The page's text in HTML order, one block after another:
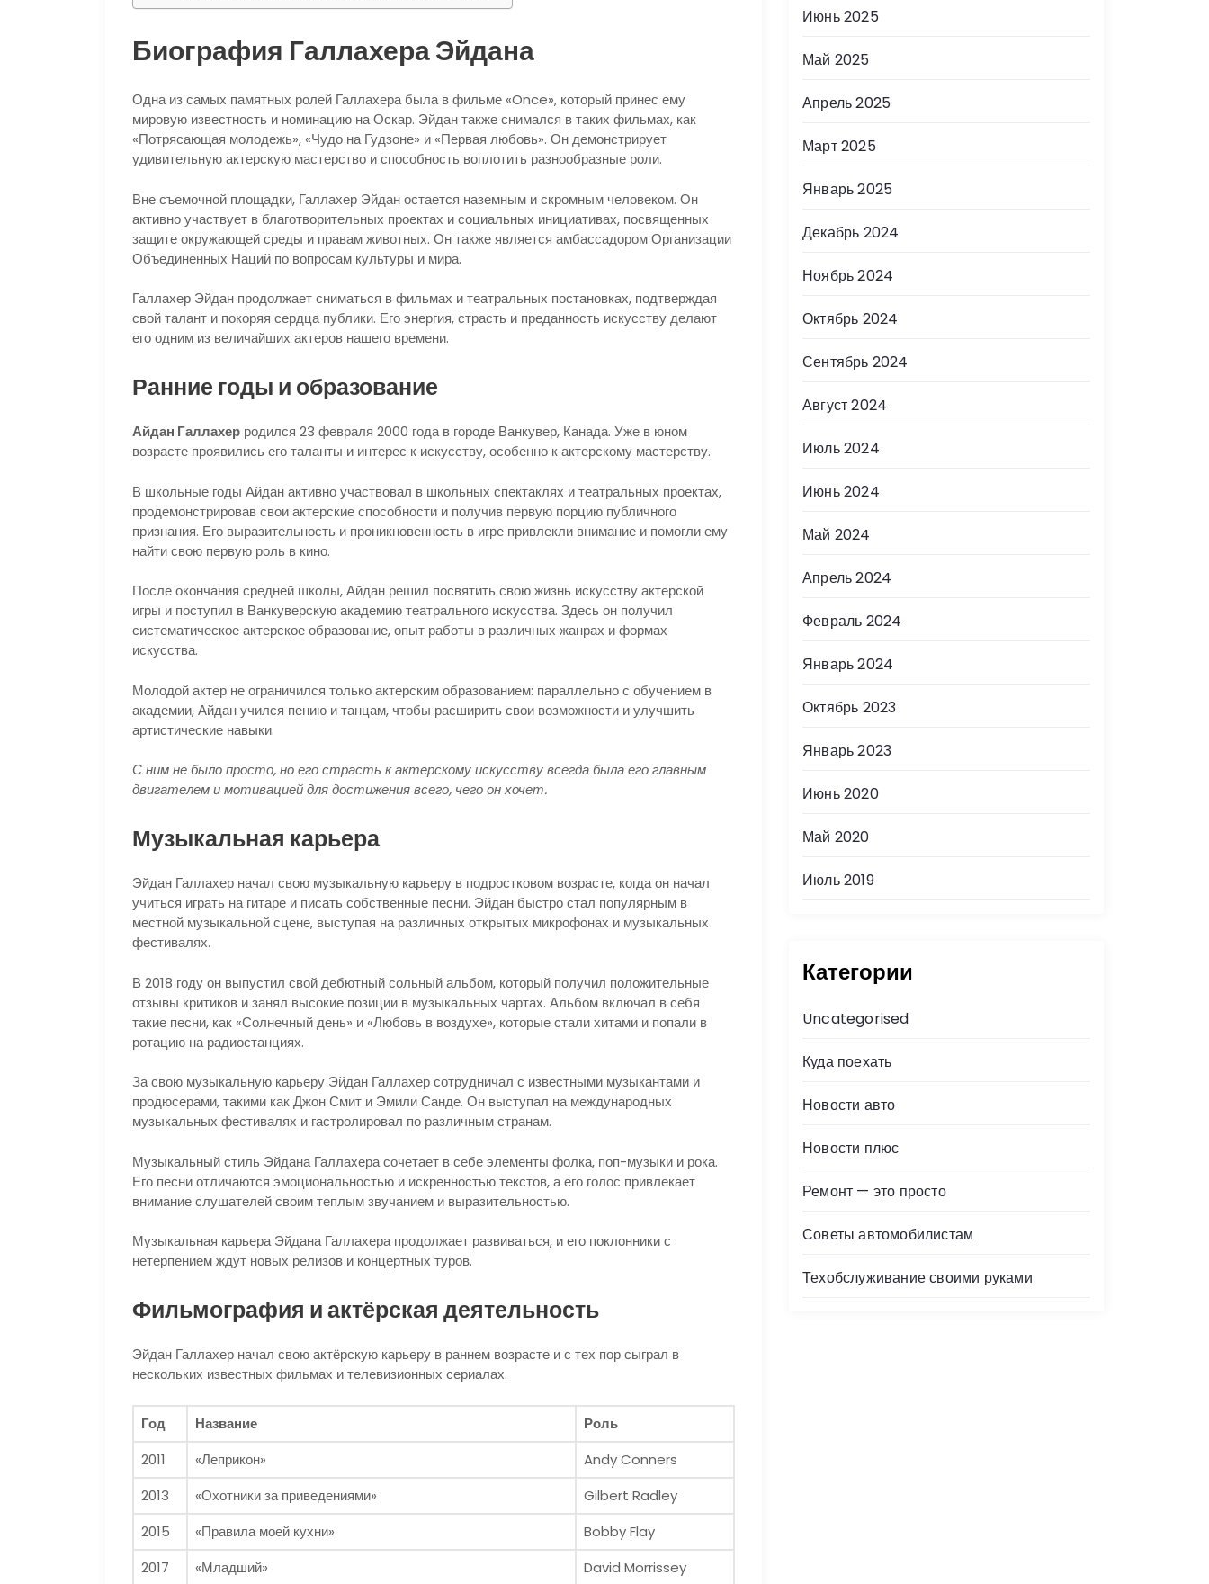
Биография Галлахера Эйдана
Одна из самых памятных ролей Галлахера была в фильме «Once», который принес ему
мировую известность и номинацию на Оскар. Эйдан также снимался в таких фильмах, как
«Потрясающая молодежь», «Чудо на Гудзоне» и «Первая любовь». Он демонстрирует
удивительную актерскую мастерство и способность воплотить разнообразные роли.
Вне съемочной площадки, Галлахер Эйдан остается наземным и скромным человеком. Он
активно участвует в благотворительных проектах и социальных инициативах, посвященных
защите окружающей среды и правам животных. Он также является амбассадором Организации
Объединенных Наций по вопросам культуры и мира.
Галлахер Эйдан продолжает сниматься в фильмах и театральных постановках, подтверждая
свой талант и покоряя сердца публики. Его энергия, страсть и преданность искусству делают
его одним из величайших актеров нашего времени.
Ранние годы и образование
Айдан Галлахер родился 23 февраля 2000 года в городе Ванкувер, Канада. Уже в юном
возрасте проявились его таланты и интерес к искусству, особенно к актерскому мастерству.
В школьные годы Айдан активно участвовал в школьных спектаклях и театральных проектах,
продемонстрировав свои актерские способности и получив первую порцию публичного
признания. Его выразительность и проникновенность в игре привлекли внимание и помогли ему
найти свою первую роль в кино.
После окончания средней школы, Айдан решил посвятить свою жизнь искусству актерской
игры и поступил в Ванкуверскую академию театрального искусства. Здесь он получил
систематическое актерское образование, опыт работы в различных жанрах и формах
искусства.
Молодой актер не ограничился только актерским образованием: параллельно с обучением в
академии, Айдан учился пению и танцам, чтобы расширить свои возможности и улучшить
артистические навыки.
С ним не было просто, но его страсть к актерскому искусству всегда была его главным
двигателем и мотивацией для достижения всего, чего он хочет.
Музыкальная карьера
Эйдан Галлахер начал свою музыкальную карьеру в подростковом возрасте, когда он начал
учиться играть на гитаре и писать собственные песни. Эйдан быстро стал популярным в
местной музыкальной сцене, выступая на различных открытых микрофонах и музыкальных
фестивалях.
В 2018 году он выпустил свой дебютный сольный альбом, который получил положительные
отзывы критиков и занял высокие позиции в музыкальных чартах. Альбом включал в себя
такие песни, как «Солнечный день» и «Любовь в воздухе», которые стали хитами и попали в
ротацию на радиостанциях.
За свою музыкальную карьеру Эйдан Галлахер сотрудничал с известными музыкантами и
продюсерами, такими как Джон Смит и Эмили Санде. Он выступал на международных
музыкальных фестивалях и гастролировал по различным странам.
Музыкальный стиль Эйдана Галлахера сочетает в себе элементы фолка, поп-музыки и рока.
Его песни отличаются эмоциональностью и искренностью текстов, а его голос привлекает
внимание слушателей своим теплым звучанием и выразительностью.
Музыкальная карьера Эйдана Галлахера продолжает развиваться, и его поклонники с
нетерпением ждут новых релизов и концертных туров.
Фильмография и актёрская деятельность
Эйдан Галлахер начал свою актёрскую карьеру в раннем возрасте и с тех пор сыграл в
нескольких известных фильмах и телевизионных сериалах.
Год Название
Роль
2011
«Леприкон»
Andy Conners
2013
«Охотники за приведениями»
Gilbert Radley
2015
«Правила моей кухни»
Bobby Flay
2017
«Младший» David Morrissey
Июнь 2025
Май 2025
Апрель 2025
Март 2025
Январь 2025
Декабрь 2024
Ноябрь 2024
Октябрь 2024
Сентябрь 2024
Август 2024
Июль 2024
Июнь 2024
Май 2024
Апрель 2024
Февраль 2024
Январь 2024
Октябрь 2023
Январь 2023
Июнь 2020
Май 2020
Июль 2019
Категории
Uncategorised
Куда поехать
Новости авто
Новости плюс
Ремонт — это просто
Советы автомобилистам
Техобслуживание своими руками